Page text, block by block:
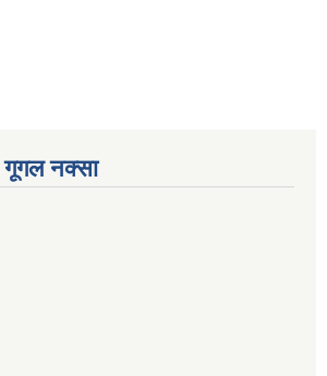
गूगल नक्सा